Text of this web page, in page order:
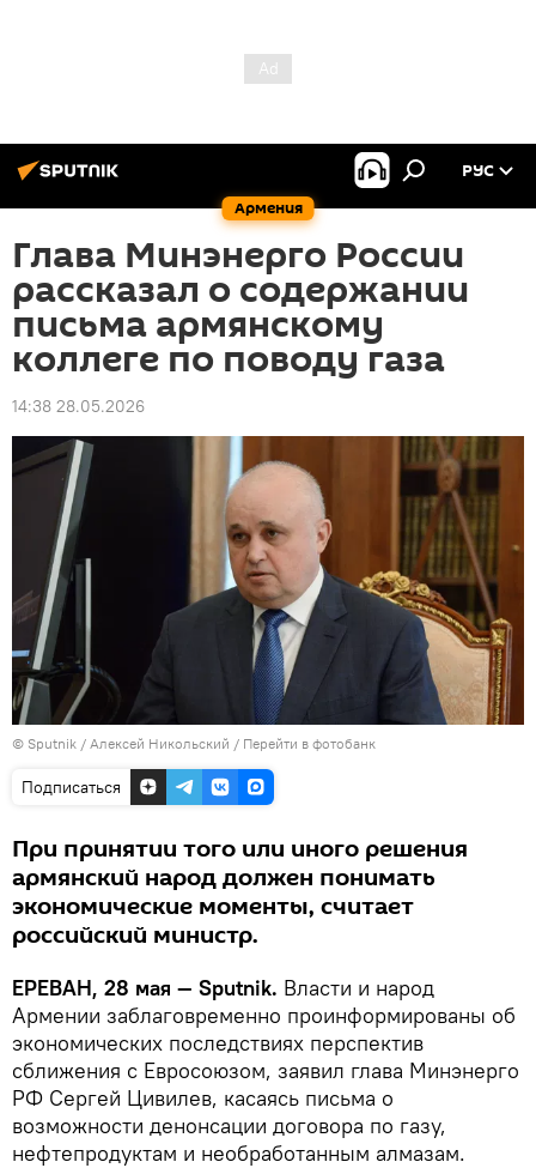
Армения
РУС
Глава Минэнерго России
рассказал о содержании
письма армянскому
коллеге по поводу газа
14:38 28.05.2026
© Sputnik / Алексей Никольский / Перейти в фотобанк
Подписаться
При принятии того или иного решения
армянский народ должен понимать
экономические моменты, считает
российский министр.
ЕРЕВАН, 28 мая — Sputnik. Власти и народ
Армении заблаговременно проинформированы об
экономических последствиях перспектив
сближения с Евросоюзом, заявил глава Минэнерго
РФ Сергей Цивилев, касаясь письма о
возможности денонсации договора по газу,
нефтепродуктам и необработанным алмазам.